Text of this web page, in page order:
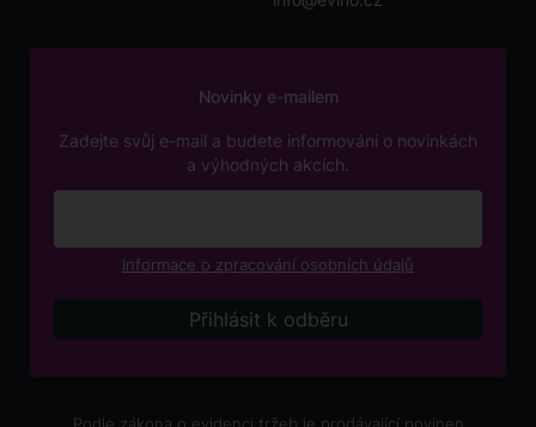
Novinky e-mailem
Zadejte svůj e-mail a budete informováni o novinkách
a výhodných akcích.
Informace o zpracování osobních údajů
Podle zákona o evidenci tržeb je prodávající povinen